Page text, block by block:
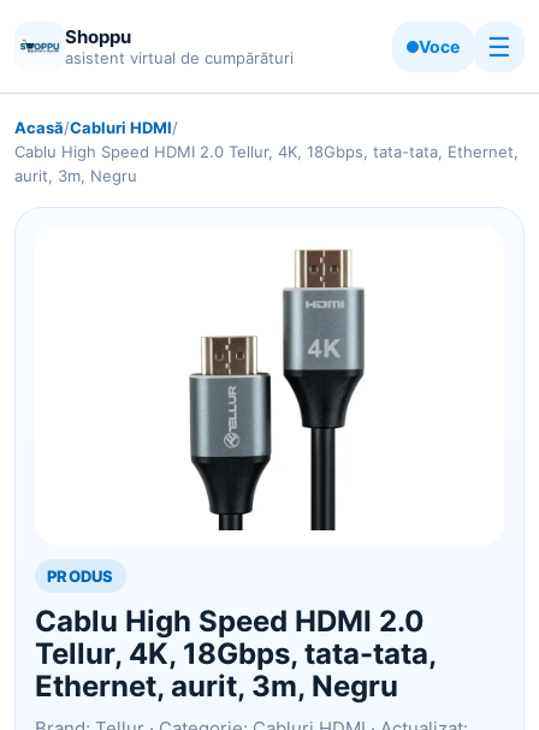
Shoppu
asistent virtual de cumpărături
Voce ☰
Acasă/Cabluri HDMI/
Cablu High Speed HDMI 2.0 Tellur, 4K, 18Gbps, tata-tata, Ethernet,
aurit, 3m, Negru
PRODUS
Cablu High Speed HDMI 2.0
Tellur, 4K, 18Gbps, tata-tata,
Ethernet, aurit, 3m, Negru